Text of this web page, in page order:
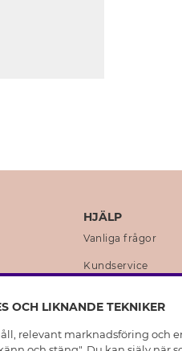
HJÄLP
Vanliga frågor
Kundservice
Skötselråd
OCH LIKNANDE TEKNIKER
relevant marknadsföring och